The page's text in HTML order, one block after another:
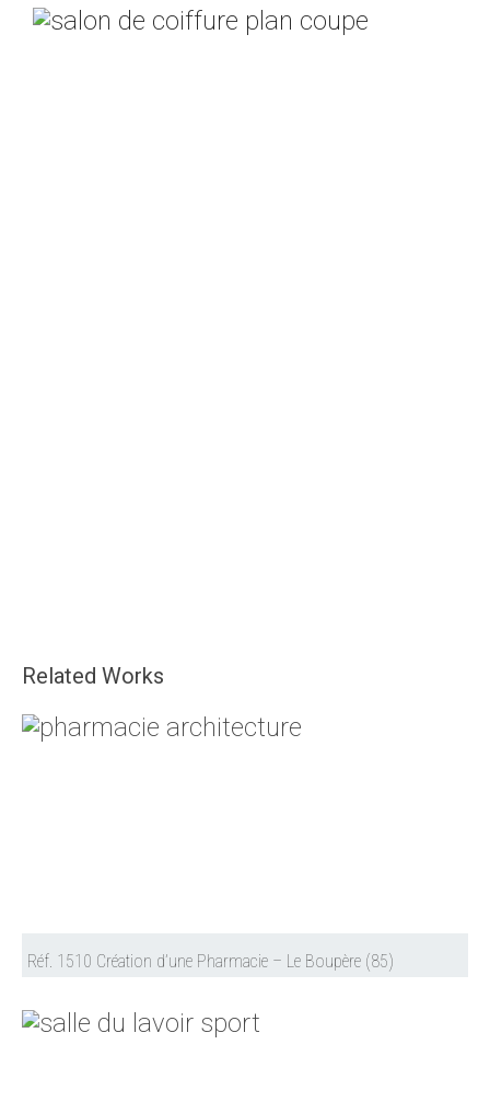
Related Works
Réf. 1510 Création d’une Pharmacie – Le Boupère (85)